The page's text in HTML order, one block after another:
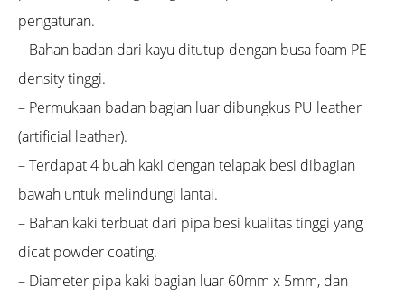
pengaturan.
– Bahan badan dari kayu ditutup dengan busa foam PE
density tinggi.
– Permukaan badan bagian luar dibungkus PU leather
(artificial leather).
– Terdapat 4 buah kaki dengan telapak besi dibagian
bawah untuk melindungi lantai.
– Bahan kaki terbuat dari pipa besi kualitas tinggi yang
dicat powder coating.
– Diameter pipa kaki bagian luar 60mm x 5mm, dan